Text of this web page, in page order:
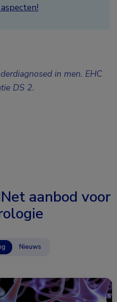
in men. EHC
DS 2.
aanbod voor
Nieuws